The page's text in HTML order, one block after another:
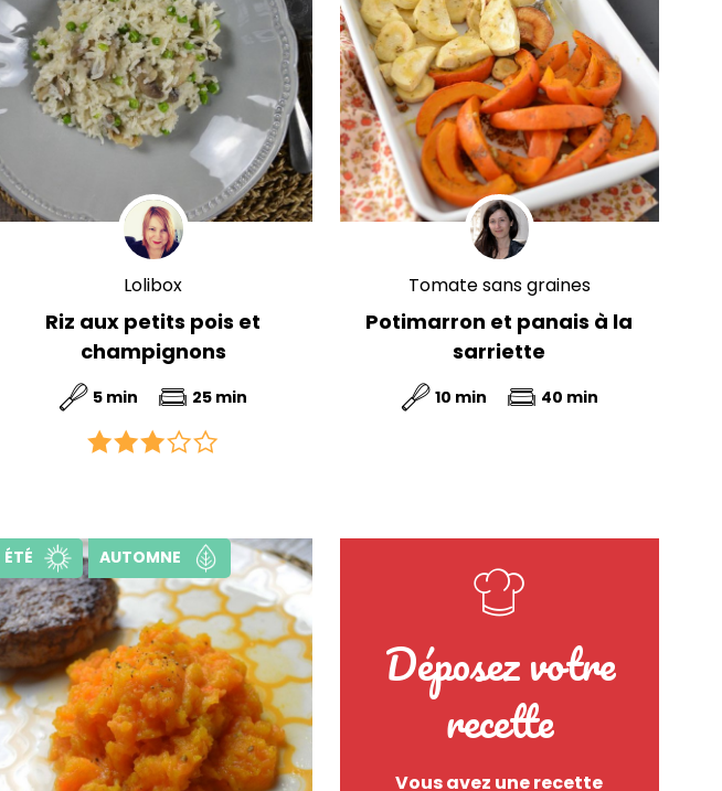
Lolibox
Riz aux petits pois et
champignons
5 min 25 min
Tomate sans graines
Potimarron et panais à la
sarriette
10 min 40 min
ÉTÉ AUTOMNE
Déposez votre
recette
Vous avez une recette